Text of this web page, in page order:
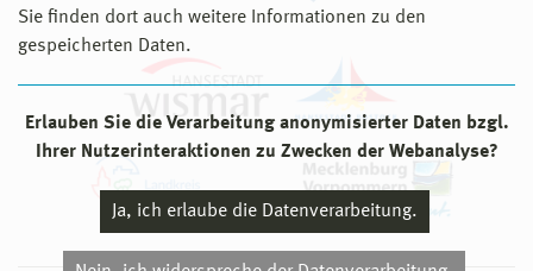
Sie finden dort auch weitere Informationen zu den
gespeicherten Daten.
Erlauben Sie die Verarbeitung anonymisierter Daten bzgl.
Ihrer Nutzerinteraktionen zu Zwecken der Webanalyse?
Ja, ich erlaube die Datenverarbeitung.